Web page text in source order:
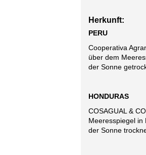
Herkunft:
PERU
Cooperativa
über dem
der Sonne
HONDURAS
COSAGUAL &
Meeresspiegel in
der Sonne